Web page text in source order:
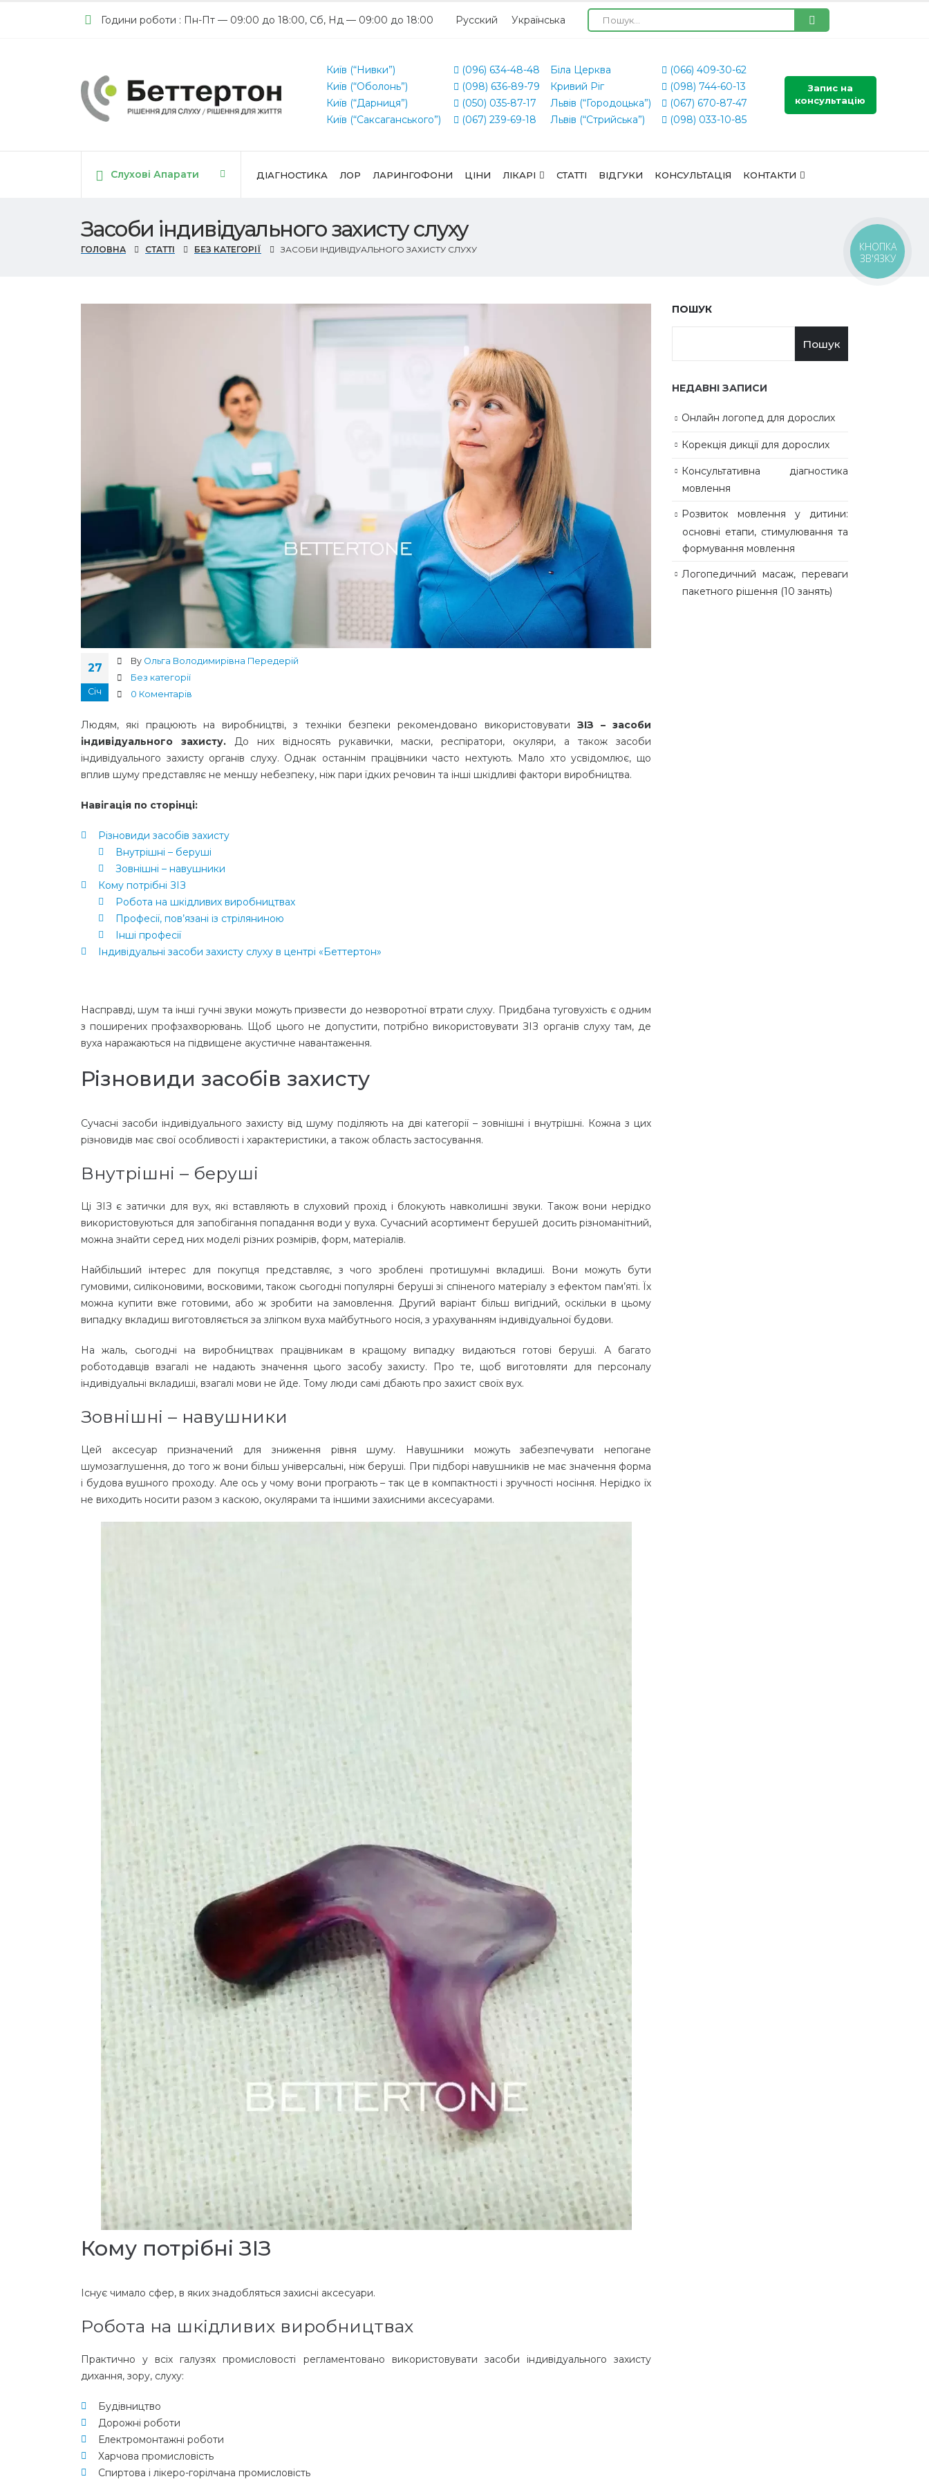
Години роботи : Пн-Пт — 09:00 до 18:00, Сб, Нд — 09:00 до 18:00 Русский Українська
Київ (“Нивки”)
Київ (“Оболонь”)
Київ (“Дарниця”)
Київ (“Саксаганського”)
(096) 634-48-48
(098) 636-89-79
(050) 035-87-17
(067) 239-69-18
Біла Церква
Кривий Ріг
Львів (“Городоцька”)
Львів (“Стрийська”)
(066) 409-30-62
(098) 744-60-13
(067) 670-87-47
(098) 033-10-85
Запис на
консультацію
Слухові Апарати ДІАГНОСТИКА ЛОР ЛАРИНГОФОНИ ЦІНИ ЛІКАРІ СТАТТІ ВІДГУКИ КОНСУЛЬТАЦІЯ КОНТАКТИ
Засоби індивідуального захисту слуху
ГОЛОВНА СТАТТІ БЕЗ КАТЕГОРІЇ ЗАСОБИ ІНДИВІДУАЛЬНОГО ЗАХИСТУ СЛУХУ
27
Січ
By Ольга Володимирівна Передерій
Без категорії
0 Коментарів
Людям, які працюють на виробництві, з техніки безпеки рекомендовано використовувати ЗІЗ – засоби
індивідуального захисту. До них відносять рукавички, маски, респіратори, окуляри, а також засоби
індивідуального захисту органів слуху. Однак останнім працівники часто нехтують. Мало хто усвідомлює, що
вплив шуму представляє не меншу небезпеку, ніж пари їдких речовин та інші шкідливі фактори виробництва.
Навігація по сторінці:
Різновиди засобів захисту
Внутрішні – беруші
Зовнішні – навушники
Кому потрібні ЗІЗ
Робота на шкідливих виробництвах
Професії, пов’язані із стріляниною
Інші професії
Індивідуальні засоби захисту слуху в центрі «Беттертон»
Насправді, шум та інші гучні звуки можуть призвести до незворотної втрати слуху. Придбана туговухість є одним
з поширених профзахворювань. Щоб цього не допустити, потрібно використовувати ЗІЗ органів слуху там, де
вуха наражаються на підвищене акустичне навантаження.
Різновиди засобів захисту
Сучасні засоби індивідуального захисту від шуму поділяють на дві категорії – зовнішні і внутрішні. Кожна з цих
різновидів має свої особливості і характеристики, а також область застосування.
Внутрішні – беруші
Ці ЗІЗ є затички для вух, які вставляють в слуховий прохід і блокують навколишні звуки. Також вони нерідко
використовуються для запобігання попадання води у вуха. Сучасний асортимент берушей досить різноманітний,
можна знайти серед них моделі різних розмірів, форм, матеріалів.
Найбільший інтерес для покупця представляє, з чого зроблені протишумні вкладиші. Вони можуть бути
гумовими, силіконовими, восковими, також сьогодні популярні беруші зі спіненого матеріалу з ефектом пам’яті. Їх
можна купити вже готовими, або ж зробити на замовлення. Другий варіант більш вигідний, оскільки в цьому
випадку вкладиш виготовляється за зліпком вуха майбутнього носія, з урахуванням індивідуальної будови.
На жаль, сьогодні на виробництвах працівникам в кращому випадку видаються готові беруші. А багато
роботодавців взагалі не надають значення цього засобу захисту. Про те, щоб виготовляти для персоналу
індивідуальні вкладиші, взагалі мови не йде. Тому люди самі дбають про захист своїх вух.
Зовнішні – навушники
Цей аксесуар призначений для зниження рівня шуму. Навушники можуть забезпечувати непогане
шумозаглушення, до того ж вони більш універсальні, ніж беруші. При підборі навушників не має значення форма
і будова вушного проходу. Але ось у чому вони програють – так це в компактності і зручності носіння. Нерідко їх
не виходить носити разом з каскою, окулярами та іншими захисними аксесуарами.
Кому потрібні ЗІЗ
Існує чимало сфер, в яких знадобляться захисні аксесуари.
Робота на шкідливих виробництвах
Практично у всіх галузях промисловості регламентовано використовувати засоби індивідуального захисту
дихання, зору, слуху:
Будівництво
Дорожні роботи
Електромонтажні роботи
Харчова промисловість
Спиртова і лікеро-горілчана промисловість
ПОШУК
Пошук
НЕДАВНІ ЗАПИСИ
Онлайн логопед для дорослих
Корекція дикції для дорослих
Консультативна діагностика
мовлення
Розвиток мовлення у дитини:
основні етапи, стимулювання та
формування мовлення
Логопедичний масаж, переваги
пакетного рішення (10 занять)
КНОПКА
ЗВ'ЯЗКУ